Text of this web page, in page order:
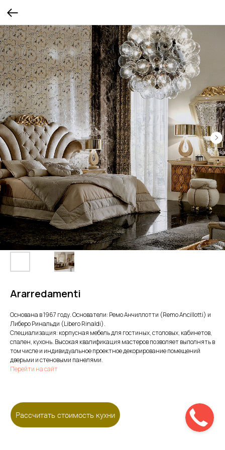
Ararredamenti
Основана в 1967 году. Основатели: Ремо Анчиллотти (Remo Ancillotti) и
Либеро Ринальди (Libero Rinaldi).
Специализация: корпусная мебель для гостиных, столовых, кабинетов,
спален, кухонь. Высокая квалификация мастеров позволяет выполнять в
том числе и индивидуальное проектное декорирование помещений
дверьми и стеновыми панелями.
Перейти на сайт
Рассчитать стоимость кухни